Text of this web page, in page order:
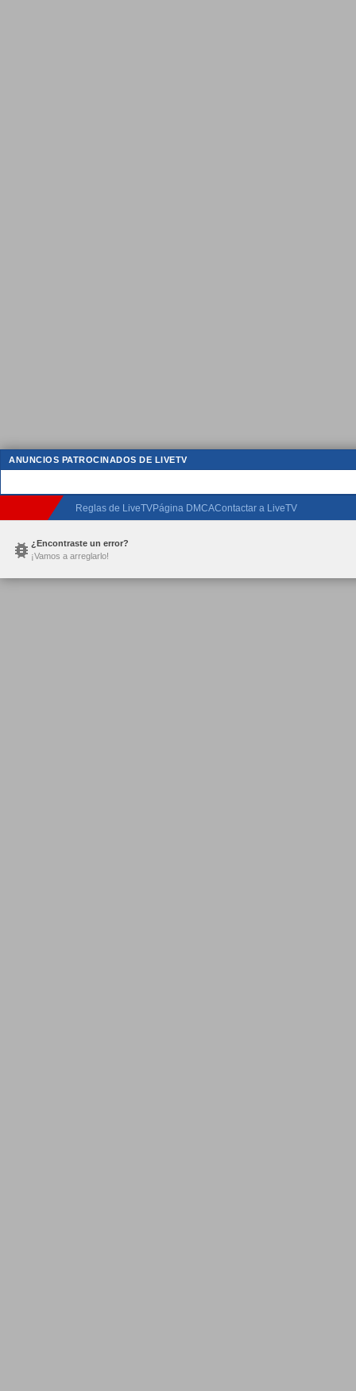
ANUNCIOS PATROCINADOS DE LIVETV
Reglas de LiveTVPágina DMCAContactar a LiveTV
¿Encontraste un error?
¡Vamos a arreglarlo!